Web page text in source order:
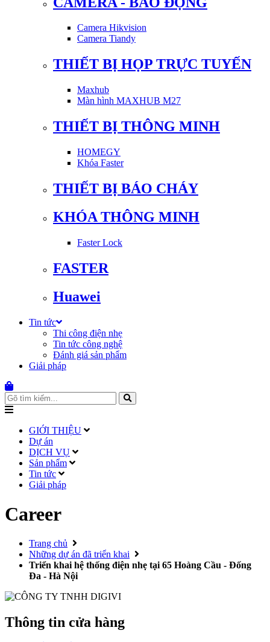
Camera Hikvision
Camera Tiandy
THIẾT BỊ HỌP TRỰC TUYẾN
Maxhub
Màn hình MAXHUB M27
THIẾT BỊ THÔNG MINH
HOMEGY
Khóa Faster
THIẾT BỊ BÁO CHÁY
KHÓA THÔNG MINH
Faster Lock
FASTER
Huawei
Tin tức
Thi công điện nhẹ
Tin tức công nghệ
Đánh giá sản phẩm
Giải pháp
GIỚI THIỆU
Dự án
DỊCH VỤ
Sản phẩm
Tin tức
Giải pháp
Career
Trang chủ
Những dự án đã triển khai
Triển khai hệ thống điện nhẹ tại 65 Hoàng Cầu - Đống
Đa - Hà Nội
Thông tin cửa hàng